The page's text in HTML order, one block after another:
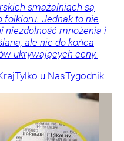
smażalniach są
folkloru. Jednak to nie
niezdolność mnożenia i
ale nie do końca
ukrywających ceny.
Tylko u NasTygodnik